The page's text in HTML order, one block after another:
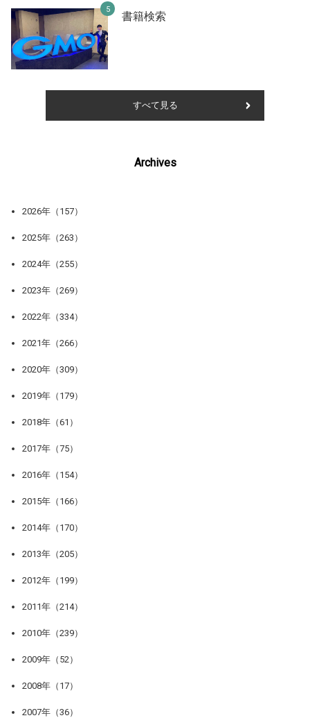
書籍検索
すべて見る
Archives
2026年（157）
2025年（263）
2024年（255）
2023年（269）
2022年（334）
2021年（266）
2020年（309）
2019年（179）
2018年（61）
2017年（75）
2016年（154）
2015年（166）
2014年（170）
2013年（205）
2012年（199）
2011年（214）
2010年（239）
2009年（52）
2008年（17）
2007年（36）